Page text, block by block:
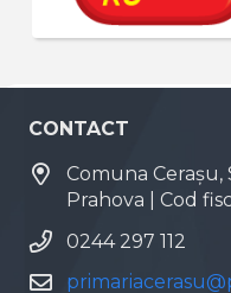
CONTACT
Comuna Cerașu,
Prahova | Cod
0244 297 112